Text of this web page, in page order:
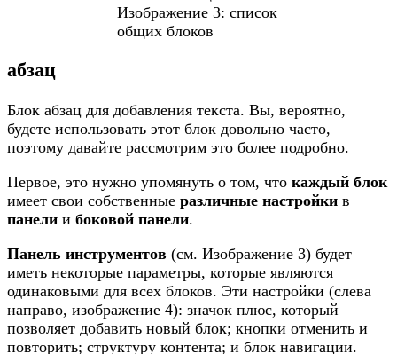
Изображение 3: список
общих блоков
абзац
Блок абзац для добавления текста. Вы, вероятно,
будете использовать этот блок довольно часто,
поэтому давайте рассмотрим это более подробно.
Первое, это нужно упомянуть о том, что каждый блок
имеет свои собственные различные настройки в
панели и боковой панели.
Панель инструментов (см. Изображение 3) будет
иметь некоторые параметры, которые являются
одинаковыми для всех блоков. Эти настройки (слева
направо, изображение 4): значок плюс, который
позволяет добавить новый блок; кнопки отменить и
повторить; структуру контента; и блок навигации.